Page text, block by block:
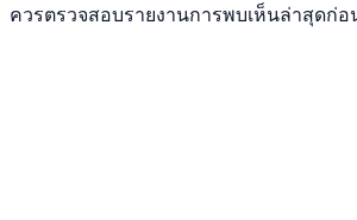
ควรตรวจสอบรายงานการพบเห็นล่าสุดก่อ